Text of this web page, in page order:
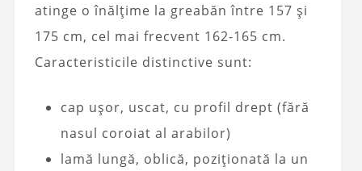
atinge o înălțime la greabăn între 157 și
175 cm, cel mai frecvent 162-165 cm.
Caracteristicile distinctive sunt:
cap ușor, uscat, cu profil drept (fără
nasul coroiat al arabilor)
lamă lungă, oblică, poziționată la un